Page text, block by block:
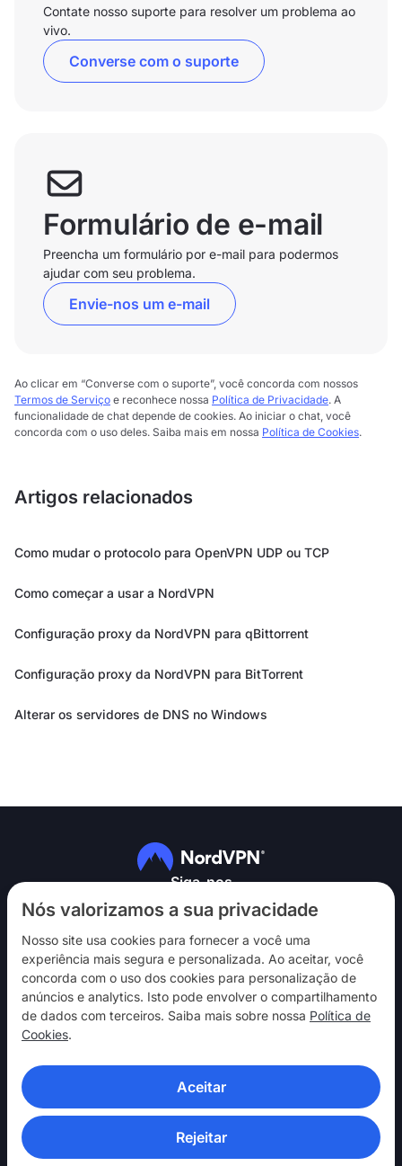
Nós valorizamos a sua privacidade
Nosso site usa cookies para fornecer a você uma
experiência mais segura e personalizada. Ao aceitar, você
concorda com o uso dos cookies para personalização de
anúncios e analytics. Isto pode envolver o compartilhamento
de dados com terceiros. Saiba mais sobre nossa Política de
Cookies.
Aceitar
Rejeitar
Contate nosso suporte para resolver um problema ao
vivo.
Converse com o suporte
Formulário de e-mail
Preencha um formulário por e-mail para podermos
ajudar com seu problema.
Envie-nos um e-mail
Ao clicar em “Converse com o suporte”, você concorda com nossos
Termos de Serviço e reconhece nossa Política de Privacidade. A
funcionalidade de chat depende de cookies. Ao iniciar o chat, você
concorda com o uso deles. Saiba mais em nossa Política de Cookies.
Artigos relacionados
Como mudar o protocolo para OpenVPN UDP ou TCP
Como começar a usar a NordVPN
Configuração proxy da NordVPN para qBittorrent
Configuração proxy da NordVPN para BitTorrent
Alterar os servidores de DNS no Windows
Siga-nos
NordVPN
Interaja
Ajuda
Descubra
APLICATIVOS DE VPN